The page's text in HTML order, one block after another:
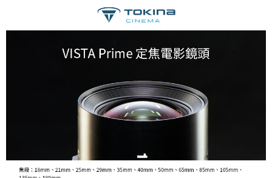
易，需依本服務之必要範圍內提供個人資料，並將交易相關給付款項請求債
權轉讓予恩沛科技股份有限公司。
３．未成年的使用者請事先徵得法定代理人或監護人之同意方可使用
「AFTEE先享後付」，若未經同意申辦者引起之損失，本公司不負相關責
４．使用「AFTEE先享後付」時，將依據個別帳號之用戶狀況，依本公司即
５．嚴禁一人註冊多個帳號或使用他人資訊註冊。若發現惡意使用之情形，
恩沛科技股份有限公司將有權停止該用戶之使用額度並採取法律行動。